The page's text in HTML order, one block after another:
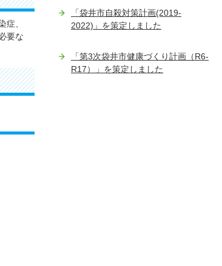
症、
要な
「袋井市自殺対策計画(2019-
2022)」を策定しました
「第3次袋井市健康づくり計画（R6-
R17）」を策定しました